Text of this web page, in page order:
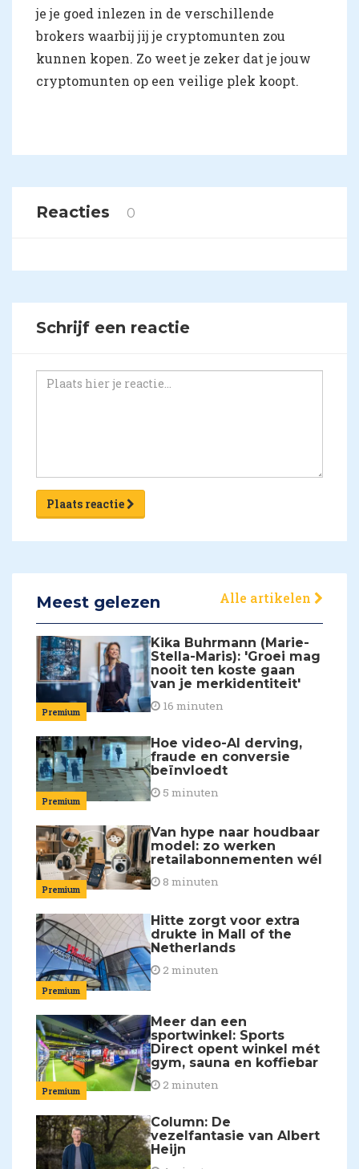
je je goed inlezen in de verschillende
brokers waarbij jij je cryptomunten zou
kunnen kopen. Zo weet je zeker dat je jouw
cryptomunten op een veilige plek koopt.
Reacties 0
Schrijf een reactie
Plaats reactie
Meest gelezen Alle artikelen
Premium
Kika Buhrmann (Marie-
Stella-Maris): 'Groei mag
nooit ten koste gaan
van je merkidentiteit'
16 minuten
Premium
Hoe video-AI derving,
fraude en conversie
beïnvloedt
5 minuten
Premium
Van hype naar houdbaar
model: zo werken
retailabonnementen wél
8 minuten
Premium
Hitte zorgt voor extra
drukte in Mall of the
Netherlands
2 minuten
Premium
Meer dan een
sportwinkel: Sports
Direct opent winkel mét
gym, sauna en koffiebar
2 minuten
Column: De
vezelfantasie van Albert
Heijn